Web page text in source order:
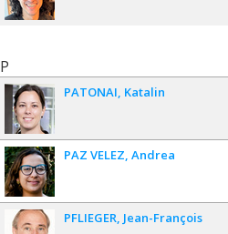
P
PATONAI Katalin
PAZ VELEZ Andrea
PFLIEGER Jean-François